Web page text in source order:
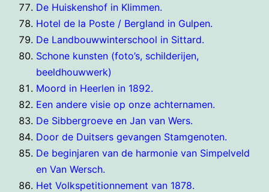
De Huiskenshof in Klimmen.
Hotel de la Poste / Bergland in Gulpen.
De Landbouwwinterschool in Sittard.
Schone kunsten (foto’s, schilderijen,
beeldhouwwerk)
Moord in Heerlen in 1892.
Een andere visie op onze achternamen.
De Sibbergroeve en Jan van Wers.
Door de Duitsers gevangen Stamgenoten.
De beginjaren van de harmonie van Simpelveld
en Van Wersch.
Het Volkspetitionnement van 1878.